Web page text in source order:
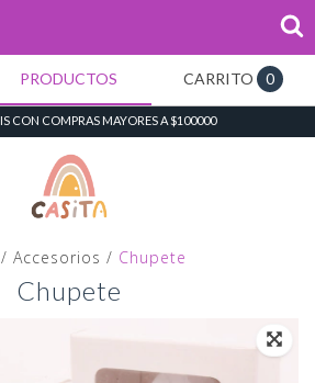
PRODUCTOS CARRITO 0
CON COMPRAS MAYORES A $100000
/ Accesorios / Chupete
Chupete